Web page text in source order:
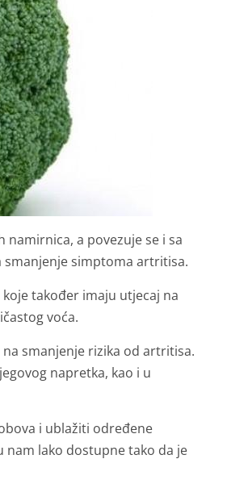
a povezuje se i sa
simptoma artritisa.
također imaju utjecaj na
voća.
smanjenje rizika od artritisa.
napretka, kao i u
i ublažiti određene
lako dostupne tako da je